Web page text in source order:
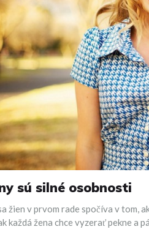
sú silné osobnosti
žien v prvom rade spočíva v tom,
každá žena chce vyzerať pekne a